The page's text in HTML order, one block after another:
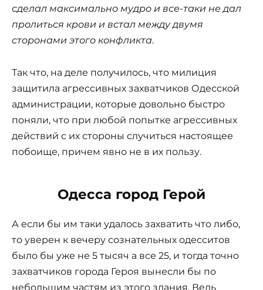
сделал максимально мудро и все-таки не дал
пролиться крови и встал между двумя
сторонами этого конфликта.
Так что, на деле получилось, что милиция
защитила агрессивных захватчиков Одесской
администрации, которые довольно быстро
поняли, что при любой попытке агрессивных
действий с их стороны случиться настоящее
побоище, причем явно не в их пользу.
Одесса город Герой
А если бы им таки удалось захватить что либо,
то уверен к вечеру сознательных одесситов
было бы уже не 5 тысяч а все 25, и тогда точно
захватчиков города Героя вынесли бы по
небольшим частям из этого здания. Ведь